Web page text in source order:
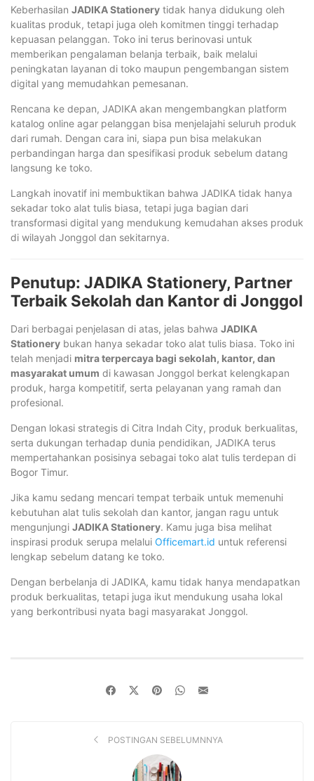
Keberhasilan JADIKA Stationery tidak hanya didukung oleh
kualitas produk, tetapi juga oleh komitmen tinggi terhadap
kepuasan pelanggan. Toko ini terus berinovasi untuk
memberikan pengalaman belanja terbaik, baik melalui
peningkatan layanan di toko maupun pengembangan sistem
digital yang memudahkan pemesanan.
Rencana ke depan, JADIKA akan mengembangkan platform
katalog online agar pelanggan bisa menjelajahi seluruh produk
dari rumah. Dengan cara ini, siapa pun bisa melakukan
perbandingan harga dan spesifikasi produk sebelum datang
langsung ke toko.
Langkah inovatif ini membuktikan bahwa JADIKA tidak hanya
sekadar toko alat tulis biasa, tetapi juga bagian dari
transformasi digital yang mendukung kemudahan akses produk
di wilayah Jonggol dan sekitarnya.
Penutup: JADIKA Stationery, Partner
Terbaik Sekolah dan Kantor di Jonggol
Dari berbagai penjelasan di atas, jelas bahwa JADIKA
Stationery bukan hanya sekadar toko alat tulis biasa. Toko ini
telah menjadi mitra terpercaya bagi sekolah, kantor, dan
masyarakat umum di kawasan Jonggol berkat kelengkapan
produk, harga kompetitif, serta pelayanan yang ramah dan
profesional.
Dengan lokasi strategis di Citra Indah City, produk berkualitas,
serta dukungan terhadap dunia pendidikan, JADIKA terus
mempertahankan posisinya sebagai toko alat tulis terdepan di
Bogor Timur.
Jika kamu sedang mencari tempat terbaik untuk memenuhi
kebutuhan alat tulis sekolah dan kantor, jangan ragu untuk
mengunjungi JADIKA Stationery. Kamu juga bisa melihat
inspirasi produk serupa melalui Officemart.id untuk referensi
lengkap sebelum datang ke toko.
Dengan berbelanja di JADIKA, kamu tidak hanya mendapatkan
produk berkualitas, tetapi juga ikut mendukung usaha lokal
yang berkontribusi nyata bagi masyarakat Jonggol.
POSTINGAN SEBELUMNNYA